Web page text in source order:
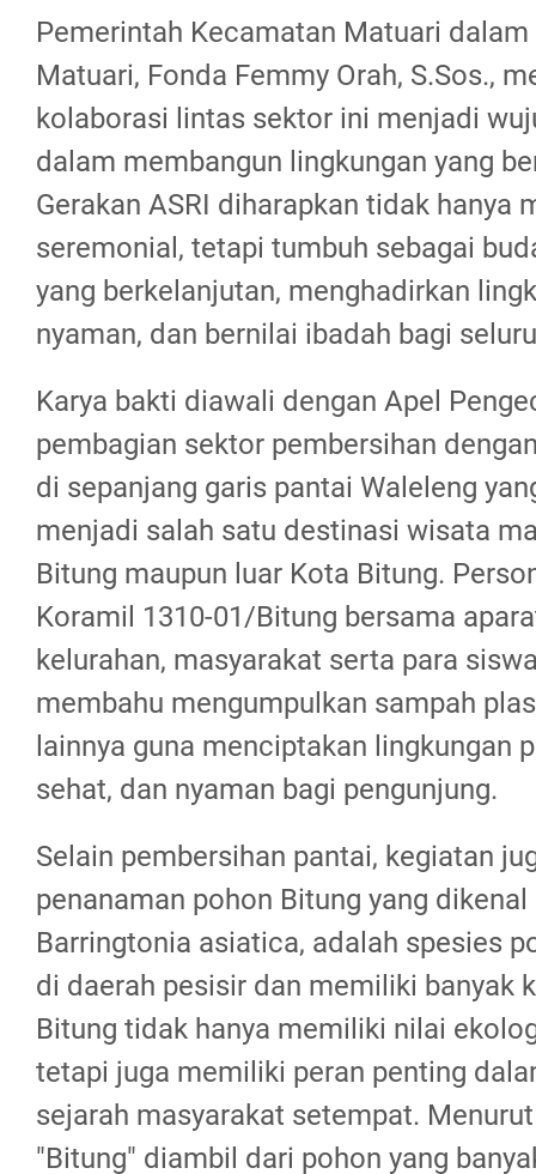
Pemerintah Kecamatan Matuari
Matuari, Fonda Femmy Orah, S.Sos.,
kolaborasi lintas sektor ini menjadi
dalam membangun lingkungan yang
Gerakan ASRI diharapkan tidak hanya
seremonial, tetapi tumbuh sebagai
yang berkelanjutan, menghadirkan
nyaman, dan bernilai ibadah bagi
Karya bakti diawali dengan Apel
pembagian sektor pembersihan
di sepanjang garis pantai Waleleng
menjadi salah satu destinasi wisata
Bitung maupun luar Kota Bitung.
Koramil 1310-01/Bitung bersama
kelurahan, masyarakat serta para
membahu mengumpulkan sampah
lainnya guna menciptakan lingkungan
sehat, dan nyaman bagi pengunjung.
Selain pembersihan pantai, kegiatan
penanaman pohon Bitung yang dikenal
Barringtonia asiatica, adalah spesies
di daerah pesisir dan memiliki banyak
Bitung tidak hanya memiliki nilai
tetapi juga memiliki peran penting
sejarah masyarakat setempat.
"Bitung" diambil dari pohon yang